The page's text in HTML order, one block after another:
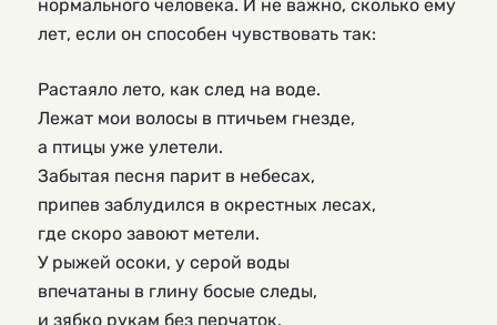
нормального человека. И не важно, сколько ему
лет, если он способен чувствовать так:
Растаяло лето, как след на воде.
Лежат мои волосы в птичьем гнезде,
а птицы уже улетели.
Забытая песня парит в небесах,
припев заблудился в окрестных лесах,
где скоро завоют метели.
У рыжей осоки, у серой воды
впечатаны в глину босые следы,
и зябко рукам без перчаток.